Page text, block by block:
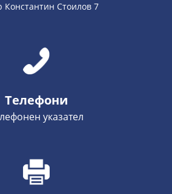
Константин Стоилов 7
Телефони
указател